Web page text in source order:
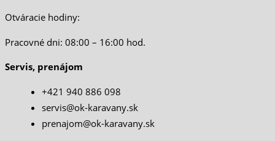
Otváracie hodiny:
Pracovné dni: 08:00 – 16:00 hod.
Servis, prenájom
+421 940 886 098
servis@ok-karavany.sk
prenajom@ok-karavany.sk